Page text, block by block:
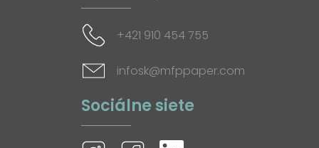
+421 910 454 755
infosk@mfppaper.com
Sociálne siete